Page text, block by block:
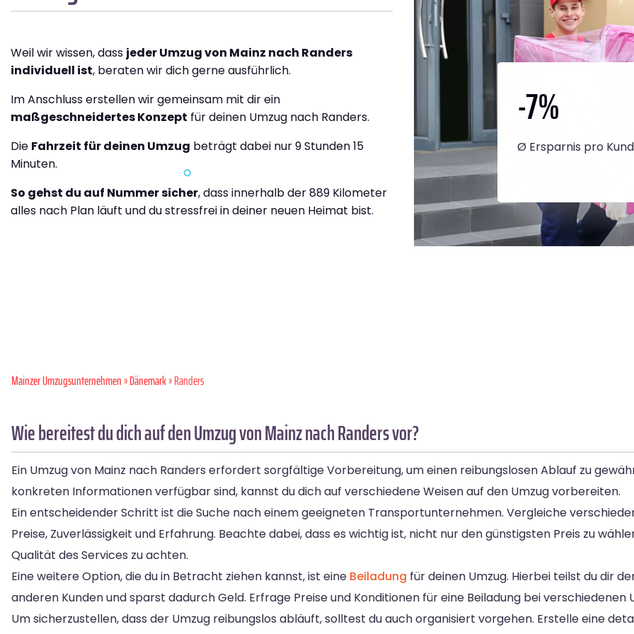
Weil wir wissen, dass jeder Umzug von Mainz nach Randers
individuell ist, beraten wir dich gerne ausführlich.
Im Anschluss erstellen wir gemeinsam mit dir ein
maßgeschneidertes Konzept für deinen Umzug nach Randers.
Die Fahrzeit für deinen Umzug beträgt dabei nur 9 Stunden 15
Minuten.
So gehst du auf Nummer sicher, dass innerhalb der 889 Kilometer
alles nach Plan läuft und du stressfrei in deiner neuen Heimat bist.
-7%
Ø Ersparnis pro
Mainzer Umzugsunternehmen»Dänemark» Randers
Wie bereitest du dich auf den Umzug von Mainz nach Randers vor?
Ein Umzug von Mainz nach Randers erfordert sorgfältige Vorbereitung, um einen reibungslosen Ablauf zu
konkreten Informationen verfügbar sind, kannst du dich auf verschiedene Weisen auf den Umzug vorbereiten.
Ein entscheidender Schritt ist die Suche nach einem geeigneten Transportunternehmen. Vergleiche
Preise, Zuverlässigkeit und Erfahrung. Beachte dabei, dass es wichtig ist, nicht nur den günstigsten Preis zu
Qualität des Services zu achten.
Eine weitere Option, die du in Betracht ziehen kannst, ist eine Beiladung für deinen Umzug. Hierbei teilst du dir
anderen Kunden und sparst dadurch Geld. Erfrage Preise und Konditionen für eine Beiladung bei verschiedenen
Um sicherzustellen, dass der Umzug reibungslos abläuft, solltest du auch organisiert vorgehen. Erstelle eine